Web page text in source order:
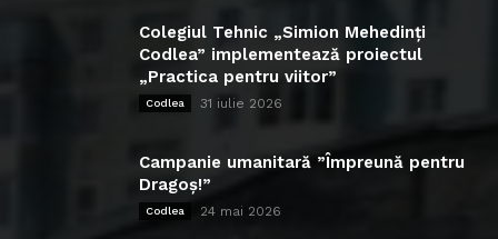
Colegiul Tehnic „Simion Mehedinți
Codlea” implementează proiectul
„Practica pentru viitor”
Codlea 31 iulie 2026
Campanie umanitară ”Împreună pentru
Dragoș!”
Codlea 24 mai 2026